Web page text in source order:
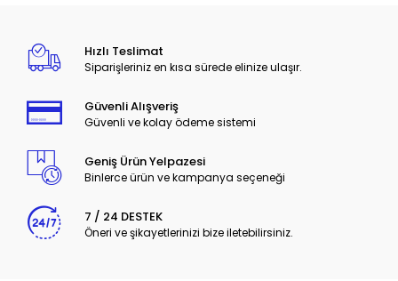
Hızlı Teslimat
Siparişleriniz en kısa sürede elinize ulaşır.
Güvenli Alışveriş
Güvenli ve kolay ödeme sistemi
Geniş Ürün Yelpazesi
Binlerce ürün ve kampanya seçeneği
7 / 24 DESTEK
Öneri ve şikayetlerinizi bize iletebilirsiniz.